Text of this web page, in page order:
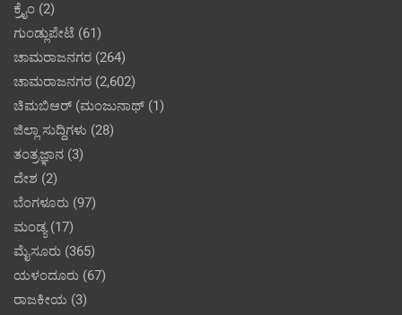
ಕ್ರೈಂ (2)
ಗುಂಡ್ಲುಪೇಟೆ (61)
ಚಾಮರಾಜನಗರ (264)
ಚಾಮರಾಜನಗರ (2,602)
ಚಿಮಬಿಆರ್ (ಮಂಜುನಾಥ್ (1)
ಜಿಲ್ಲಾ ಸುದ್ದಿಗಳು (28)
ತಂತ್ರಜ್ಞಾನ (3)
ದೇಶ (2)
ಬೆಂಗಳೂರು (97)
ಮಂಡ್ಯ(17)
ಮೈಸೂರು (365)
ಯಳಂದೂರು (67)
ರಾಜಕೀಯ (3)